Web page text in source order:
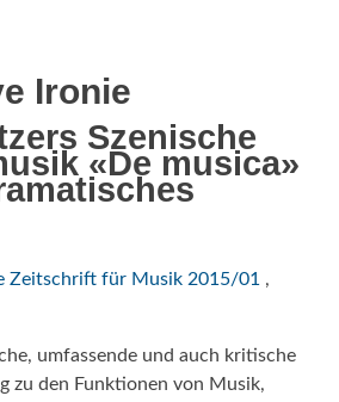
Ironie
Szenische
«De musica»
Zeitschrift für Musik 2015/01 ,
umfassende und auch kritische
zu den Funktionen von Musik,